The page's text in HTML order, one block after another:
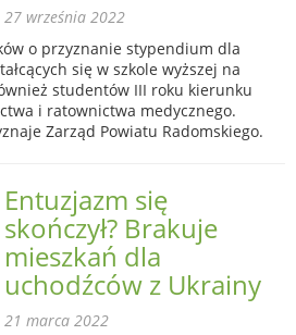
27 września 2022
o przyznanie stypendium dla
się w szkole wyższej na
studentów III roku kierunku
i ratownictwa medycznego.
Zarząd Powiatu Radomskiego.
Entuzjazm się
skończył? Brakuje
mieszkań dla
uchodźców z Ukrainy
21 marca 2022